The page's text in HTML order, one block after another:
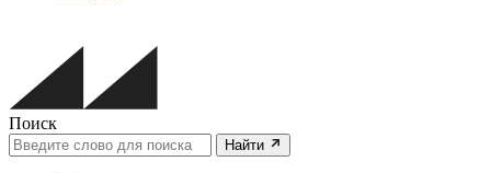
Поиск
Найти